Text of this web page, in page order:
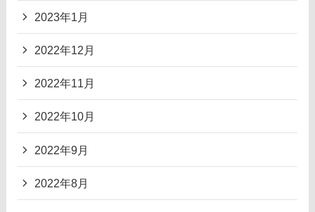
2023年1月
2022年12月
2022年11月
2022年10月
2022年9月
2022年8月